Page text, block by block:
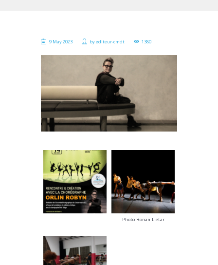
9 May 2023 byediteur-cmdt 1380
Photo Ronan Lietar